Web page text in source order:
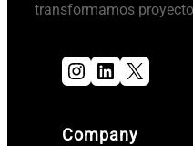
transformamos
Instagram LinkedIn X
Company